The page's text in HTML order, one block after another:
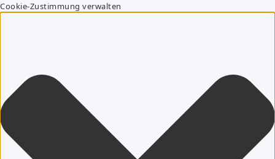
Cookie-Zustimmung verwalten